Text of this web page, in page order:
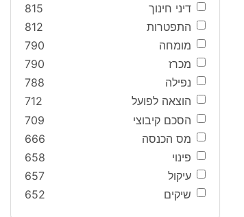
דיני חינוך
815
התפטרות
812
מומחה
790
מכרז
790
נפילה
788
הוצאה לפועל
712
הסכם קיבוצי
709
מס הכנסה
666
פינוי
658
עיקול
657
שיקים
652